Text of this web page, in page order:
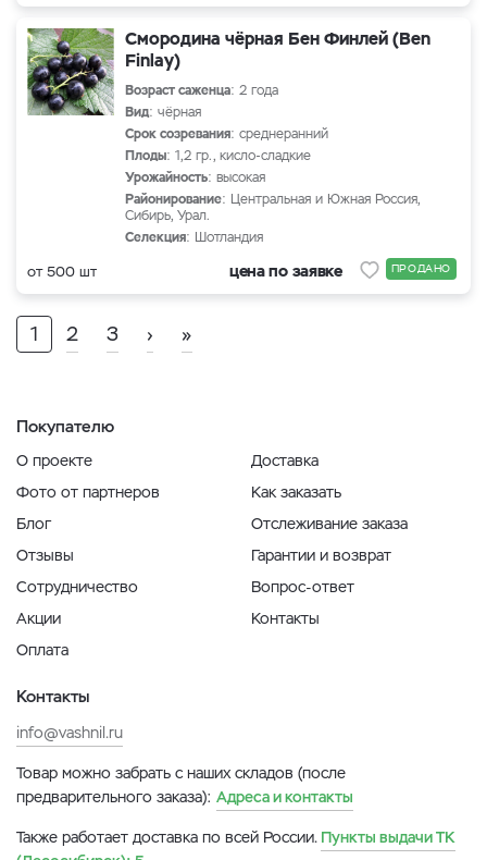
Смородина чёрная Бен Финлей (Ben
Finlay)
Возраст саженца: 2 года
Вид: чёрная
Срок созревания: среднеранний
Плоды: 1,2 гр., кисло-сладкие
Урожайность: высокая
Районирование: Центральная и Южная Россия,
Сибирь, Урал.
Селекция: Шотландия
от 500 шт цена по заявке ПРОДАНО
1 2 3 › »
Покупателю
О проекте
Фото от партнеров
Блог
Отзывы
Сотрудничество
Акции
Оплата
Доставка
Как заказать
Отслеживание заказа
Гарантии и возврат
Вопрос-ответ
Контакты
Контакты
info@vashnil.ru
Товар можно забрать с наших складов (после
предварительного заказа): Адреса и контакты
Также работает доставка по всей России. Пункты выдачи ТК